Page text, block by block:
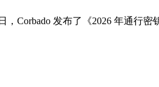
，Corbado 发布了《2026 年通行